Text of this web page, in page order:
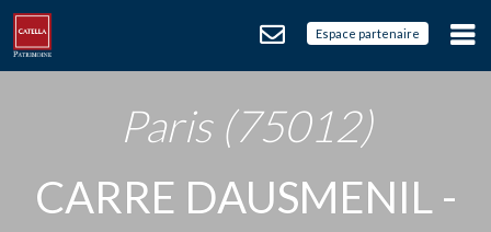
Espace partenaire
Paris (75012)
CARRE DAUSMENIL -